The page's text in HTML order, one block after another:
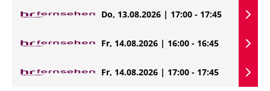
Do, 13.08.2026 | 17:00 - 17:45
Fr, 14.08.2026 | 16:00 - 16:45
Fr, 14.08.2026 | 17:00 - 17:45